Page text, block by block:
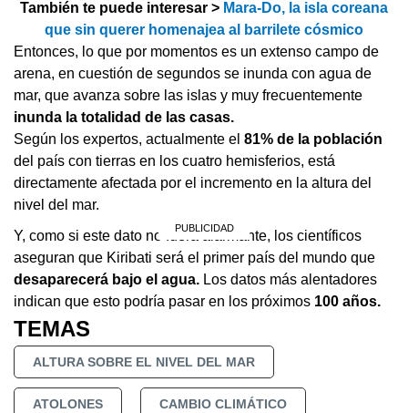
También te puede interesar > Mara-Do, la isla coreana
que sin querer homenajea al barrilete cósmico
Entonces, lo que por momentos es un extenso campo de
arena, en cuestión de segundos se inunda con agua de
mar, que avanza sobre las islas y muy frecuentemente
inunda la totalidad de las casas.
Según los expertos, actualmente el 81% de la población
del país con tierras en los cuatro hemisferios, está
directamente afectada por el incremento en la altura del
nivel del mar.
Y, como si este dato no fuera alarmante, los científicos
aseguran que Kiribati será el primer país del mundo que
desaparecerá bajo el agua. Los datos más alentadores
indican que esto podría pasar en los próximos 100 años.
TEMAS
ALTURA SOBRE EL NIVEL DEL MAR
ATOLONES CAMBIO CLIMÁTICO